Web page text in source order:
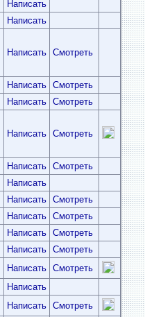
Написать
Написать
Написать Смотреть
Написать Смотреть
Написать Смотреть
Написать Смотреть
Написать Смотреть
Написать
Написать Смотреть
Написать Смотреть
Написать Смотреть
Написать Смотреть
Написать Смотреть
Написать
Написать Смотреть